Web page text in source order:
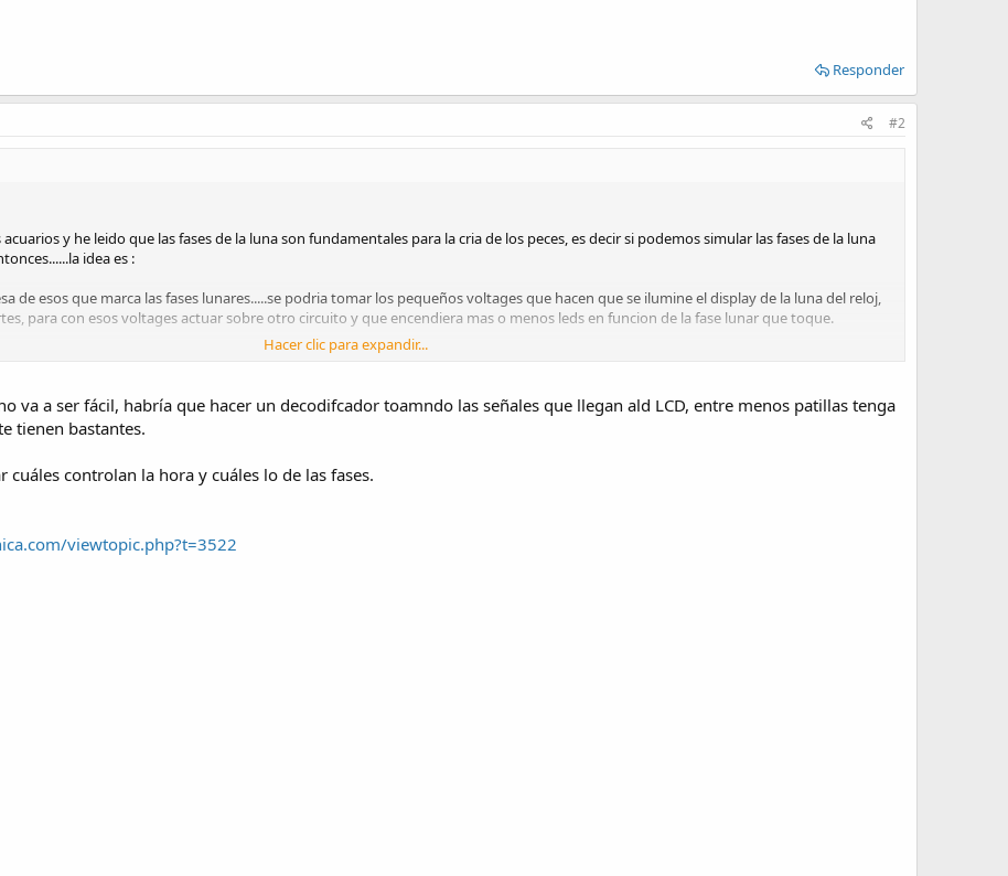
Responder
#2
y he leido que las fases de la luna son fundamentales para la cria de los peces, es decir si podemos simular las fases de la luna
idea es :
de esos que marca las fases lunares.....se podria tomar los pequeños voltages que hacen que se ilumine el display de la luna del reloj,
para con esos voltages actuar sobre otro circuito y que encendiera mas o menos leds en funcion de la fase lunar que toque.
Hacer clic para expandir...
va a ser fácil, habría que hacer un decodifcador toamndo las señales que llegan ald LCD, entre menos patillas tenga
tienen bastantes.
controlan la hora y cuáles lo de las fases.
viewtopic.php?t=3522